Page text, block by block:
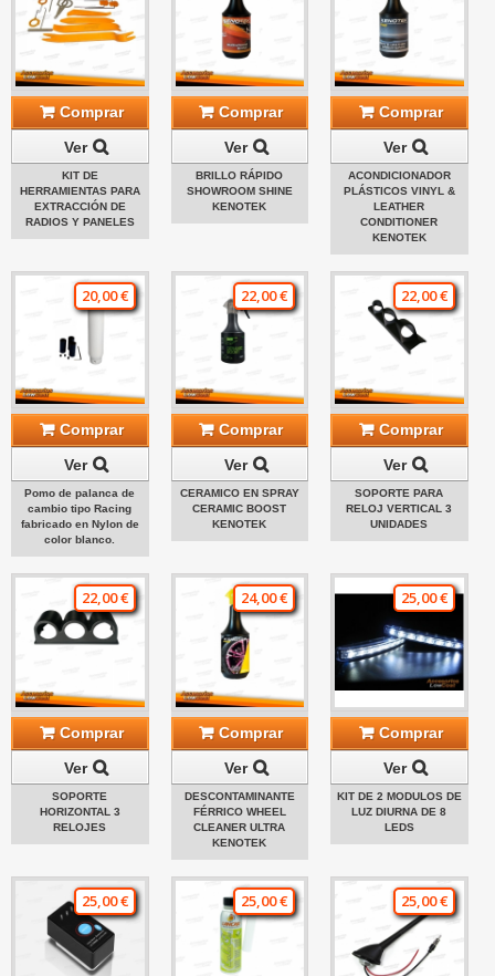
Comprar
Ver
KIT DE
HERRAMIENTAS PARA
EXTRACCIÓN DE
RADIOS Y PANELES
Comprar
Ver
BRILLO RÁPIDO
SHOWROOM SHINE
KENOTEK
Comprar
Ver
ACONDICIONADOR
PLÁSTICOS VINYL &
LEATHER
CONDITIONER
KENOTEK
20,00 €
Comprar
Ver
Pomo de palanca de
cambio tipo Racing
fabricado en Nylon de
color blanco.
22,00 €
Comprar
Ver
CERAMICO EN SPRAY
CERAMIC BOOST
KENOTEK
22,00 €
Comprar
Ver
SOPORTE PARA
RELOJ VERTICAL 3
UNIDADES
22,00 €
Comprar
Ver
SOPORTE
HORIZONTAL 3
RELOJES
24,00 €
Comprar
Ver
DESCONTAMINANTE
FÉRRICO WHEEL
CLEANER ULTRA
KENOTEK
25,00 €
Comprar
Ver
KIT DE 2 MODULOS DE
LUZ DIURNA DE 8
LEDS
25,00 € 25,00 € 25,00 €